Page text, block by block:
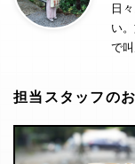
日
い
で
担当スタッフの